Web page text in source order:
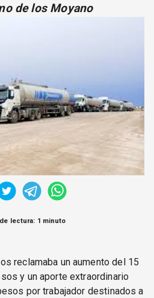
DE LECTORES
OPINIÓN
RESPONDE
Obrera Revista
de los Moyano
lectura: 1 minuto
reclamaba un aumento del 15
y un aporte extraordinario
por trabajador destinados a